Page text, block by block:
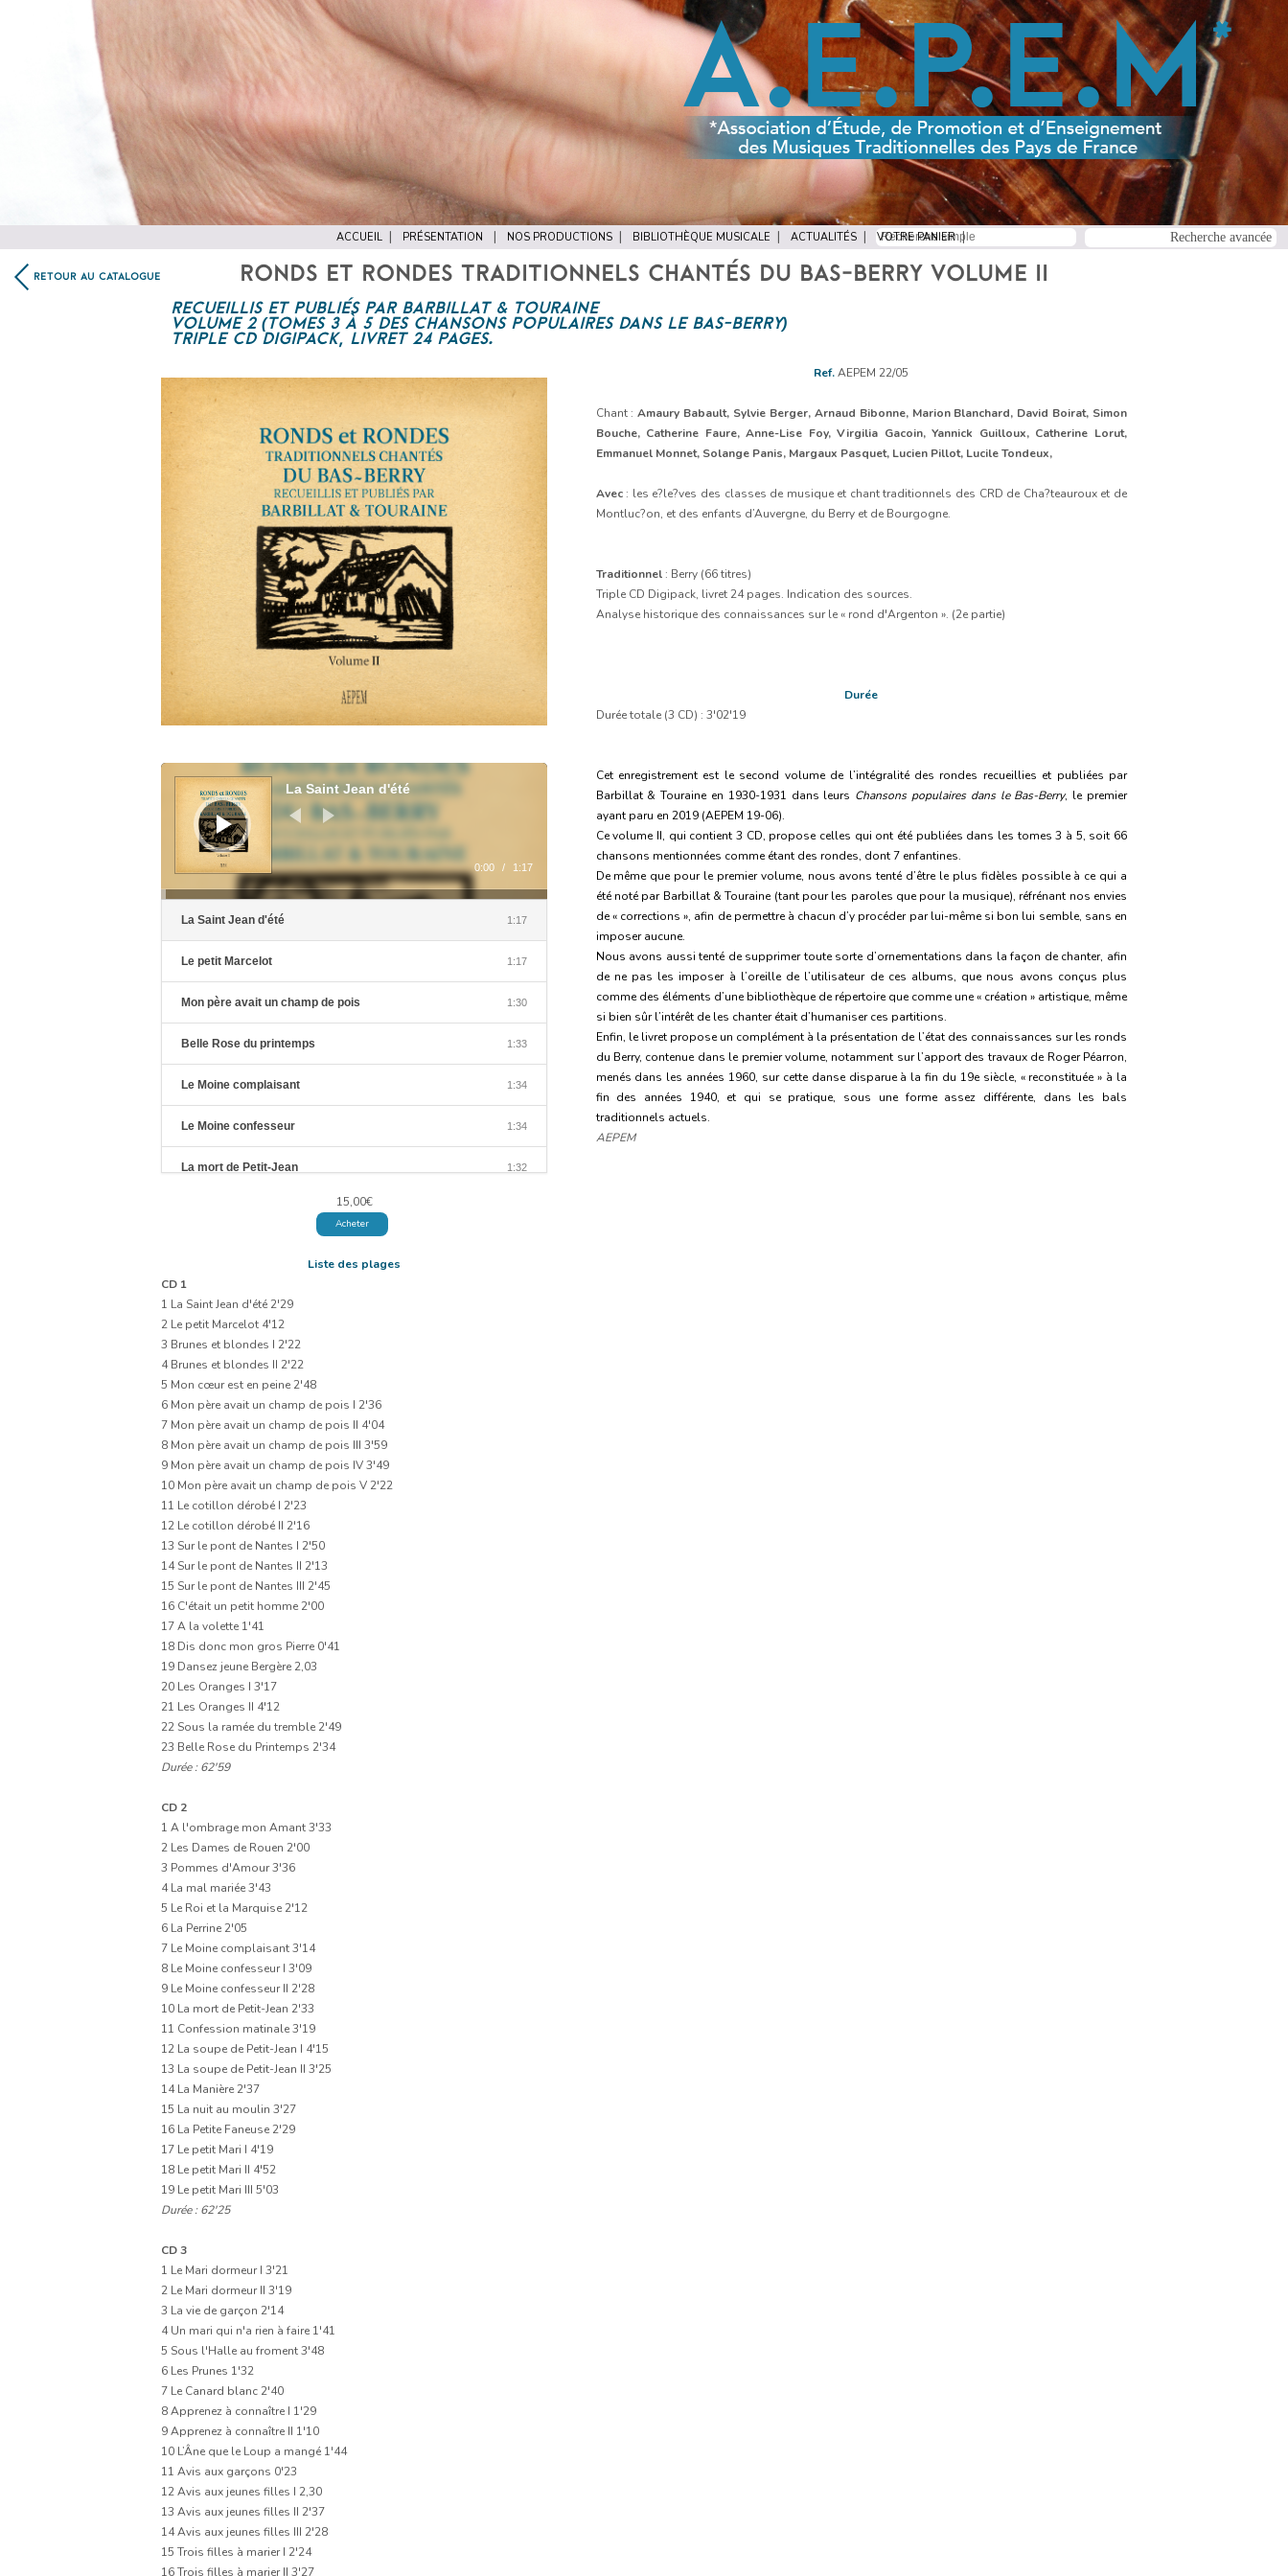
ACCUEIL PRÉSENTATION NOS PRODUCTIONS BIBLIOTHÈQUE MUSICALE ACTUALITÉS VOTRE PANIER
RETOUR AU CATALOGUE RONDS ET RONDES TRADITIONNELS CHANTÉS DU BAS-BERRY VOLUME II
RECUEILLIS ET PUBLIÉS PAR BARBILLAT & TOURAINE
VOLUME 2 (TOMES 3 À 5 DES CHANSONS POPULAIRES DANS LE BAS-BERRY)
TRIPLE CD DIGIPACK, LIVRET 24 PAGES.
audio
La Saint Jean d'été
0:00 / 1:17
La Saint Jean d'été 1:17
Le petit Marcelot 1:17
Mon père avait un champ de pois 1:30
Belle Rose du printemps 1:33
Le Moine complaisant 1:34
Le Moine confesseur 1:34
La mort de Petit-Jean 1:32
Un mari qui n'a rien à faire
Sous l'Halle au froment
Les Prunes
Le Canard blanc
Avis aux jeunes filles
Sur le pont de Nantes
Sur le pont de Nantes
Dis donc mon gros Pierre
15,00€
Acheter
Liste des plages
CD 1
1 La Saint Jean d'été 2'29
2 Le petit Marcelot 4'12
3 Brunes et blondes I 2'22
4 Brunes et blondes II 2'22
5 Mon cœur est en peine 2'48
6 Mon père avait un champ de pois I 2'36
7 Mon père avait un champ de pois II 4'04
8 Mon père avait un champ de pois III 3'59
9 Mon père avait un champ de pois IV 3'49
10 Mon père avait un champ de pois V 2'22
11 Le cotillon dérobé I 2'23
12 Le cotillon dérobé II 2'16
13 Sur le pont de Nantes I 2'50
14 Sur le pont de Nantes II 2'13
15 Sur le pont de Nantes III 2'45
16 C'était un petit homme 2'00
17 A la volette 1'41
18 Dis donc mon gros Pierre 0'41
19 Dansez jeune Bergère 2,03
20 Les Oranges I 3'17
21 Les Oranges II 4'12
22 Sous la ramée du tremble 2'49
23 Belle Rose du Printemps 2'34
Durée : 62'59
CD 2
1 A l'ombrage mon Amant 3'33
2 Les Dames de Rouen 2'00
3 Pommes d'Amour 3'36
4 La mal mariée 3'43
5 Le Roi et la Marquise 2'12
6 La Perrine 2'05
7 Le Moine complaisant 3'14
8 Le Moine confesseur I 3'09
9 Le Moine confesseur II 2'28
10 La mort de Petit-Jean 2'33
11 Confession matinale 3'19
12 La soupe de Petit-Jean I 4'15
13 La soupe de Petit-Jean II 3'25
14 La Manière 2'37
15 La nuit au moulin 3'27
16 La Petite Faneuse 2'29
17 Le petit Mari I 4'19
18 Le petit Mari II 4'52
19 Le petit Mari III 5'03
Durée : 62'25
CD 3
1 Le Mari dormeur I 3'21
2 Le Mari dormeur II 3'19
3 La vie de garçon 2'14
4 Un mari qui n'a rien à faire 1'41
5 Sous l'Halle au froment 3'48
6 Les Prunes 1'32
7 Le Canard blanc 2'40
8 Apprenez à connaître I 1'29
9 Apprenez à connaître II 1'10
10 L’Âne que le Loup a mangé 1'44
11 Avis aux garçons 0'23
12 Avis aux jeunes filles I 2,30
13 Avis aux jeunes filles II 2'37
14 Avis aux jeunes filles III 2'28
15 Trois filles à marier I 2'24
16 Trois filles à marier II 3'27
Ref.AEPEM 22/05
Chant :Amaury Babault, Sylvie Berger, Arnaud Bibonne, Marion Blanchard, David Boirat, Simon
Bouche, Catherine Faure, Anne-Lise Foy, Virgilia Gacoin, Yannick Guilloux, Catherine Lorut,
Emmanuel Monnet, Solange Panis, Margaux Pasquet, Lucien Pillot, Lucile Tondeux,
Avec: les e?le?ves des classes de musique et chant traditionnels des CRD de Cha?teauroux et de
Montluc?on, et des enfants d’Auvergne, du Berry et de Bourgogne.
Traditionnel: Berry (66 titres)
Triple CD Digipack, livret 24 pages. Indication des sources.
Analyse historique des connaissances sur le « rond d'Argenton ». (2e partie)
Durée
Durée totale (3 CD) : 3'02'19
Cet enregistrement est le second volume de l’intégralité des rondes recueillies et publiées par
Barbillat & Touraine en 1930-1931 dans leurs Chansons populaires dans le Bas-Berry, le premier
ayant paru en 2019 (AEPEM 19-06).
Ce volume II, qui contient 3 CD, propose celles qui ont été publiées dans les tomes 3 à 5, soit 66
chansons mentionnées comme étant des rondes, dont 7 enfantines.
De même que pour le premier volume, nous avons tenté d’être le plus fidèles possible à ce qui a
été noté par Barbillat & Touraine (tant pour les paroles que pour la musique), réfrénant nos envies
de « corrections », afin de permettre à chacun d’y procéder par lui-même si bon lui semble, sans en
imposer aucune.
Nous avons aussi tenté de supprimer toute sorte d’ornementations dans la façon de chanter, afin
de ne pas les imposer à l’oreille de l’utilisateur de ces albums, que nous avons conçus plus
comme des éléments d’une bibliothèque de répertoire que comme une « création » artistique, même
si bien sûr l’intérêt de les chanter était d’humaniser ces partitions.
Enfin, le livret propose un complément à la présentation de l’état des connaissances sur les ronds
du Berry, contenue dans le premier volume, notamment sur l’apport des travaux de Roger Péarron,
menés dans les années 1960, sur cette danse disparue à la fin du 19e siècle, « reconstituée » à la
fin des années 1940, et qui se pratique, sous une forme assez différente, dans les bals
traditionnels actuels.
AEPEM